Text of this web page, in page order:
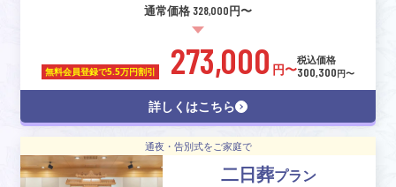
通常価格 328,000円〜
無料会員登録で5.5万円割引 273,000 円〜
税込価格
300,300円〜
詳しくはこちら
通夜・告別式をご家庭で
二日葬プラン